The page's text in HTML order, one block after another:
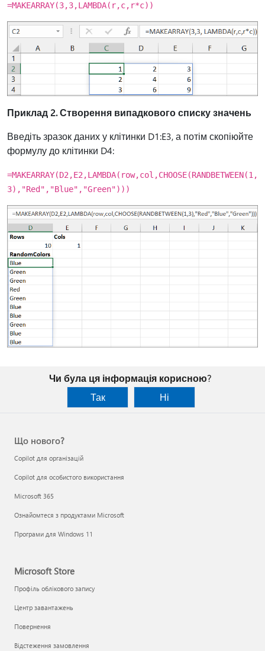
=MAKEARRAY(3,3,LAMBDA(r,c,r*c))
Приклад 2. Створення випадкового списку значень
Введіть зразок даних у клітинки D1:E3, а потім скопіюйте
формулу до клітинки D4:
=MAKEARRAY(D2,E2,LAMBDA(row,col,CHOOSE(RANDBETWEEN(1,
3),"Red","Blue","Green")))
Чи була ця інформація корисною?
Так
Ні
Що нового?
Copilot для організацій
Copilot для особистого використання
Microsoft 365
Ознайомтеся з продуктами Microsoft
Програми для Windows 11
Microsoft Store
Профіль облікового запису
Центр завантажень
Повернення
Відстеження замовлення